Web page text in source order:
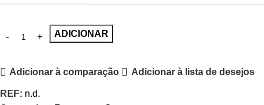
ADICIONAR
Adicionar à comparação Adicionar à lista de desejos
REF: n.d.